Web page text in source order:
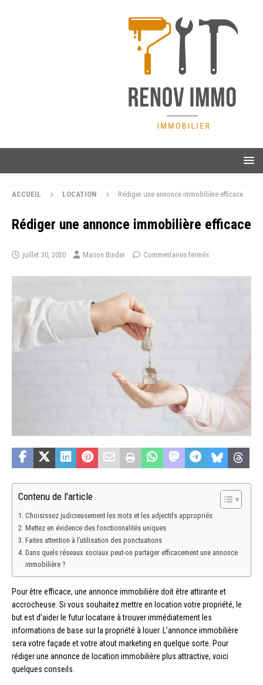
ACCUEIL LOCATION Rédiger une annonce immobilière efficace
Rédiger une annonce immobilière efficace
juillet 30, 2020 Marion Binder Commentaires fermés
Contenu de l'article
Choisissez judicieusement les mots et les adjectifs appropriés
Mettez en évidence des fonctionnalités uniques
Faites attention à l’utilisation des ponctuations
Dans quels réseaux sociaux peut-on partager efficacement une annonce
immobilière ?
Pour être efficace, une annonce immobilière doit être attirante et
accrocheuse. Si vous souhaitez mettre en location votre propriété, le
but est d’aider le futur locataire à trouver immédiatement les
informations de base sur la propriété à louer. L’annonce immobilière
sera votre façade et votre atout marketing en quelque sorte. Pour
rédiger une annonce de location immobilière plus attractive, voici
quelques conseils.